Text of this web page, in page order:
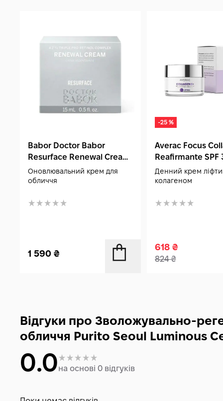
Babor Doctor Babor
Resurface Renewal Cream
15 мл
Оновлювальний крем для
обличчя
1 590 ₴
-25 %
Averac Focus
Reafirmante SPF
Денний крем
колагеном
618₴
824₴
Відгуки про Зволожувально-
обличчя Purito Seoul Luminous
0.0на основі 0 відгуків